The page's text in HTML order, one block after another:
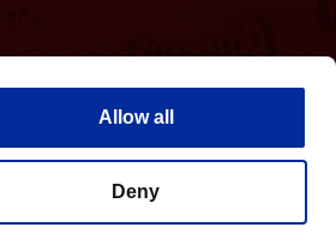
Allow all
Deny